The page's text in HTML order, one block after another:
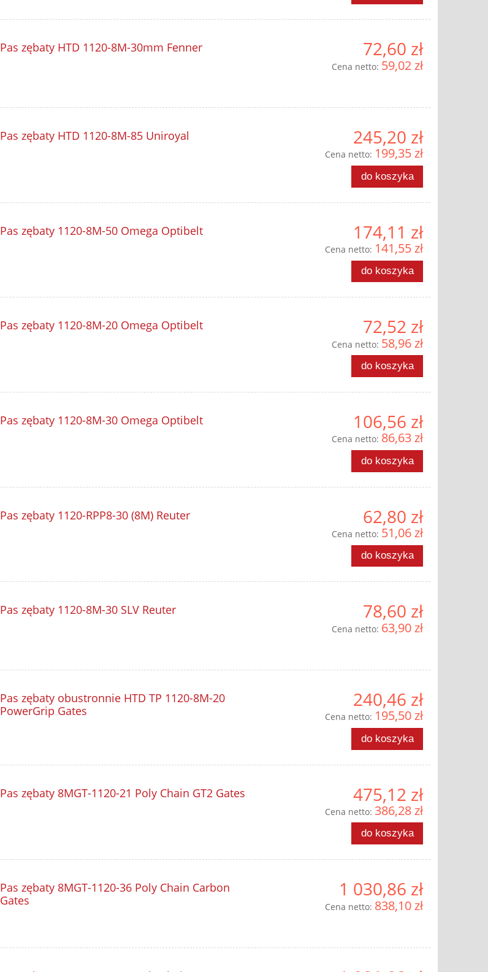
Pas zębaty HTD 1120-8M-30mm Fenner 72,60 zł
Cena netto: 59,02 zł
Pas zębaty HTD 1120-8M-85 Uniroyal 245,20 zł
Cena netto: 199,35 zł
do koszyka
Pas zębaty 1120-8M-50 Omega Optibelt 174,11 zł
Cena netto: 141,55 zł
do koszyka
Pas zębaty 1120-8M-20 Omega Optibelt 72,52 zł
Cena netto: 58,96 zł
do koszyka
Pas zębaty 1120-8M-30 Omega Optibelt 106,56 zł
Cena netto: 86,63 zł
do koszyka
Pas zębaty 1120-RPP8-30 (8M) Reuter 62,80 zł
Cena netto: 51,06 zł
do koszyka
Pas zębaty 1120-8M-30 SLV Reuter 78,60 zł
Cena netto: 63,90 zł
Pas zębaty obustronnie HTD TP 1120-8M-20
PowerGrip Gates
240,46 zł
Cena netto: 195,50 zł
do koszyka
Pas zębaty 8MGT-1120-21 Poly Chain GT2 Gates 475,12 zł
Cena netto: 386,28 zł
do koszyka
Pas zębaty 8MGT-1120-36 Poly Chain Carbon
Gates
1 030,86 zł
Cena netto: 838,10 zł